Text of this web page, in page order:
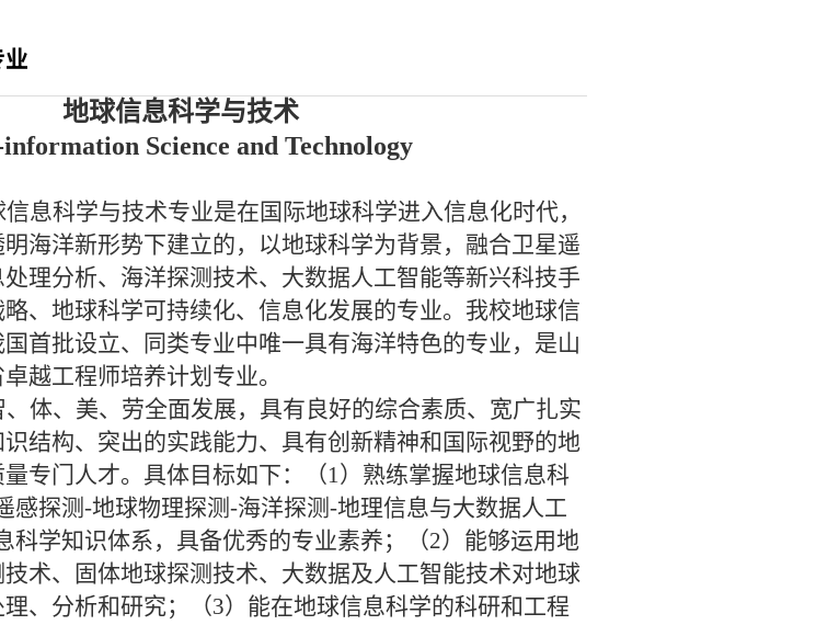
地球信息科学与技术
information Science and Technology
息科学与技术专业是在国际地球科学进入信息化时代，
海洋新形势下建立的，以地球科学为背景，融合卫星遥
理分析、海洋探测技术、大数据人工智能等新兴科技手
、地球科学可持续化、信息化发展的专业。我校地球信
首批设立、同类专业中唯一具有海洋特色的专业，是山
越工程师培养计划专业。
体、美、劳全面发展，具有良好的综合素质、宽广扎实
结构、突出的实践能力、具有创新精神和国际视野的地
专门人才。具体目标如下：（1）熟练掌握地球信息科
感探测-地球物理探测-海洋探测-地理信息与大数据人工
科学知识体系，具备优秀的专业素养；（2）能够运用地
术、固体地球探测技术、大数据及人工智能技术对地球
、分析和研究；（3）能在地球信息科学的科研和工程